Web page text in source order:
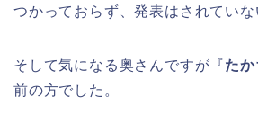
つかっておらず、発表はされていな
そして気になる奥さんですが『た
前の方でした。